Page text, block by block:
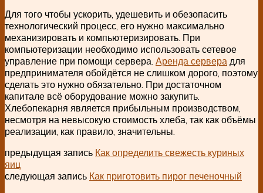
Для того чтобы ускорить, удешевить и обезопасить
технологический процесс, его нужно максимально
механизировать и компьютеризировать. При
компьютеризации необходимо использовать сетевое
управление при помощи сервера. Аренда сервера для
предпринимателя обойдётся не слишком дорого, поэтому
сделать это нужно обязательно. При достаточном
капитале всё оборудование можно закупить.
Хлебопекарня является прибыльным производством,
несмотря на невысокую стоимость хлеба, так как объёмы
реализации, как правило, значительны.
предыдущая запись Как определить свежесть куриных
яиц
следующая запись Как приготовить пирог печеночный